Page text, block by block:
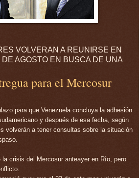
VOLVERAN A REUNIRSE EN
AGOSTO EN BUSCA DE UNA
para el Mercosur
para que Venezuela concluya la adhesión
y después de esa fecha, según
volverán a tener consultas sobre la situación
la crisis del Mercosur anteayer en Rìo, pero